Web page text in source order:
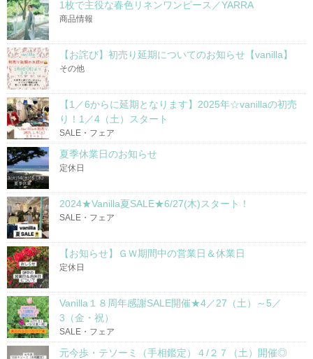
1枚で主役な春色リネンワンピース／YARRA
商品情報
【お詫び】初売り延期についてのお知らせ【vanilla】
その他
【1／6からに延期となります】2025年☆vanillaの初売
り！1／4（土）スタート
SALE・フェア
夏季休業日のお知らせ
定休日
2024★Vanilla夏SALE★6/27(木)スタート！
SALE・フェア
【お知らせ】ＧＷ期間中の営業日＆休業日
定休日
Vanilla１８周年感謝SALE開催★4／27（土）～5／
3（金・祝）
SALE・フェア
元今歩・テソーミ（手相鑑定）４/２７（土）開催◎